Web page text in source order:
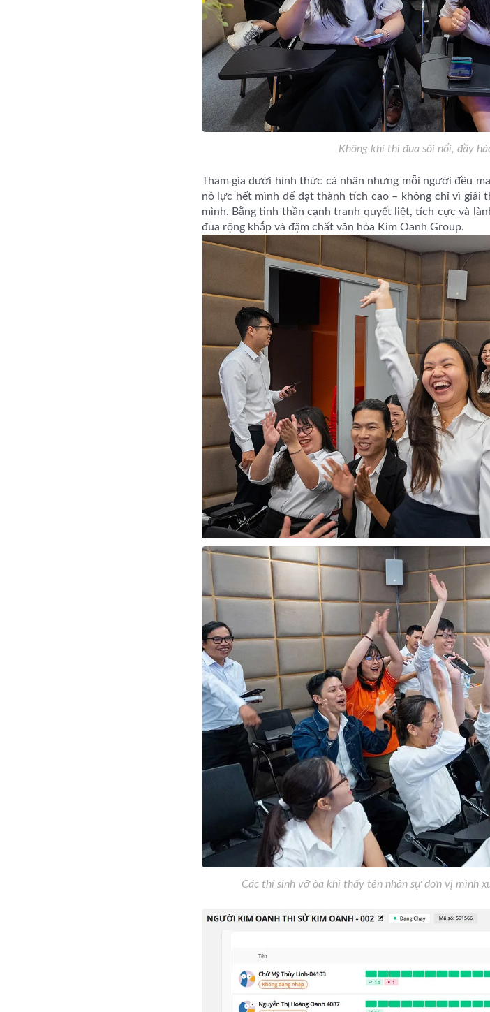
Không khí thi đua sôi nổi, đầy
Tham gia dưới hình thức cá nhân nhưng mỗi người đều
nỗ lực hết mình để đạt thành tích cao – không chỉ vì giải
mình. Bằng tinh thần cạnh tranh quyết liệt, tích cực và
đua rộng khắp và đậm chất văn hóa Kim Oanh Group.
Các thí sinh vỡ òa khi thấy tên nhân sự đơn vị mình